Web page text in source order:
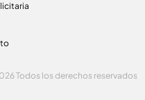
Todos los derechos reservados